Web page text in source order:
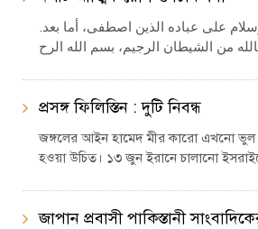
على عباده الذين اصطفى، أما بعد.
প্রসঙ্গ ফিলিস্তিন : দুটি নিবন্ধ
জঙ্গলের আইন হামেদ মীর কারো এখনো ভুল
হওয়া উচিত। ১৩ জুন ইরানে চালানো
জাপান প্রবাসী পাকিস্তানী